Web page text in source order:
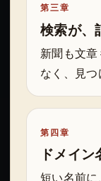
第三章
検索が、
新聞も文
なく、見つ
第四章
ドメイ
短い名前